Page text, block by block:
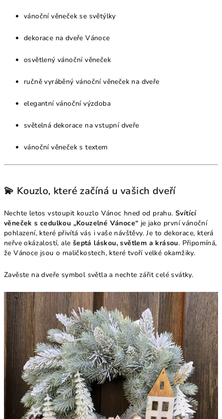
vánoční věneček se světýlky
dekorace na dveře Vánoce
osvětlený vánoční věneček
ručně vyráběný vánoční věneček na dveře
elegantní vánoční výzdoba
světelná dekorace na vstupní dveře
vánoční věneček s textem
💫 Kouzlo, které začíná u vašich dveří
Nechte letos vstoupit kouzlo Vánoc hned od prahu. Svítící
věneček s cedulkou „Kouzelné Vánoce“ je jako první vánoční
pohlazení, které přivítá vás i vaše návštěvy. Je to dekorace, která
neřve okázalostí, ale šeptá láskou, světlem a krásou. Připomíná,
že Vánoce jsou o maličkostech, které tvoří velké okamžiky.
Zavěste na dveře symbol světla a nechte zářit celé svátky.